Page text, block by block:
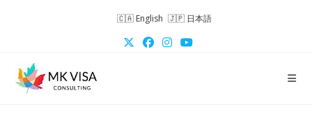
English 日本語